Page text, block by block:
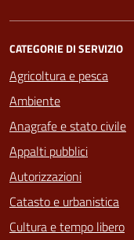
CATEGORIE DI SERVIZIO
Agricoltura e pesca
Ambiente
Anagrafe e stato civile
Appalti pubblici
Autorizzazioni
Catasto e urbanistica
Cultura e tempo libero